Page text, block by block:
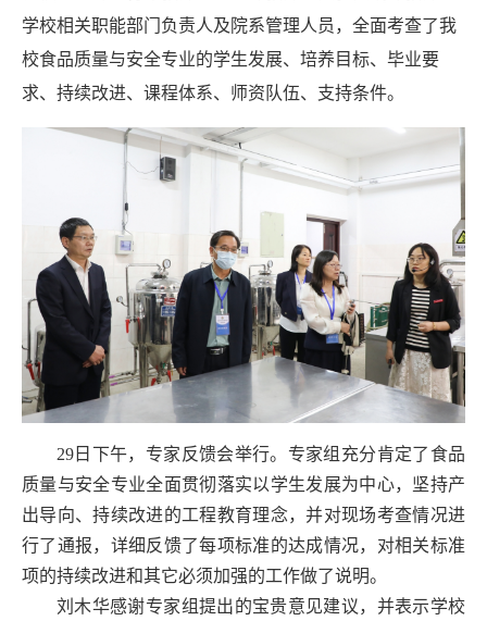
学校相关职能部门负责人及院系管理人员，全面考查了我
校食品质量与安全专业的学生发展、培养目标、毕业要
求、持续改进、课程体系、师资队伍、支持条件。
29日下午，专家反馈会举行。专家组充分肯定了食品
质量与安全专业全面贯彻落实以学生发展为中心，坚持产
出导向、持续改进的工程教育理念，并对现场考查情况进
行了通报，详细反馈了每项标准的达成情况，对相关标准
项的持续改进和其它必须加强的工作做了说明。
刘木华感谢专家组提出的宝贵意见建议，并表示学校